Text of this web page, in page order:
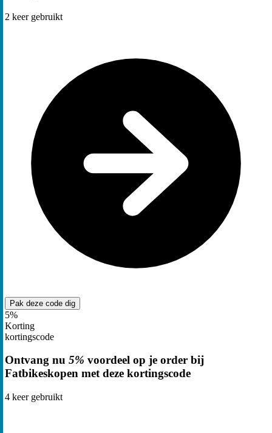
2 keer gebruikt
Pak deze code dig
5%
Korting
kortingscode
Ontvang nu 5% voordeel op je order bij
Fatbikeskopen met deze kortingscode
4 keer gebruikt